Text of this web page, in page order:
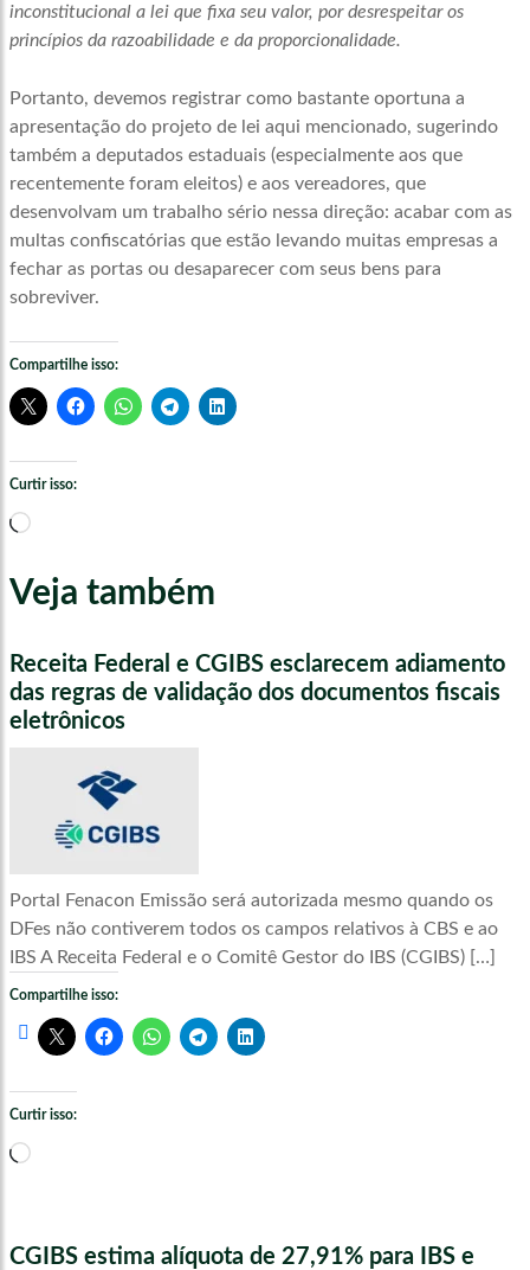
inconstitucional a lei que fixa seu valor, por desrespeitar os
princípios da razoabilidade e da proporcionalidade.
Portanto, devemos registrar como bastante oportuna a
apresentação do projeto de lei aqui mencionado, sugerindo
também a deputados estaduais (especialmente aos que
recentemente foram eleitos) e aos vereadores, que
desenvolvam um trabalho sério nessa direção: acabar com as
multas confiscatórias que estão levando muitas empresas a
fechar as portas ou desaparecer com seus bens para
sobreviver.
Compartilhe isso:
Curtir isso:
Carregando...
Veja também
Receita Federal e CGIBS esclarecem adiamento
das regras de validação dos documentos fiscais
eletrônicos
Portal Fenacon Emissão será autorizada mesmo quando os
DFes não contiverem todos os campos relativos à CBS e ao
IBS A Receita Federal e o Comitê Gestor do IBS (CGIBS) […]
Compartilhe isso:
Curtir isso:
Carregando...
CGIBS estima alíquota de 27,91% para IBS e